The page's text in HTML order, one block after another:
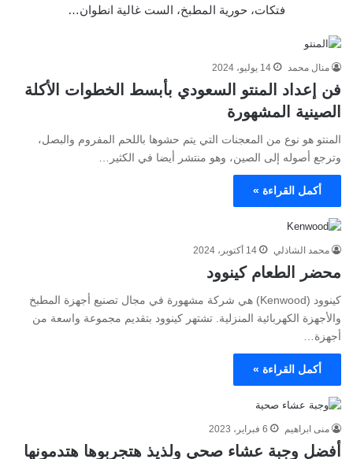
فتكات، حورية المطبخ، الست غالية انطوان…
منال محمد 14 يوليو، 2024
فن إعداد المنتو السعودي بأبسط الخطوات الأكلة
الصينية المشهورة
المنتو هو نوع من المعجنات التي يتم حشوها باللحم المفروم والبصل،
وترجع أصوله إلى الصين، وهو منتشر أيضا في الكثير…
أكمل القراءة »
محمد الشاذلي 14 أكتوبر، 2024
محضر الطعام كينوود
كينوود (Kenwood) هي شركة مشهورة في مجال تصنيع أجهزة المطبخ
والأجهزة الكهربائية المنزلية. تشتهر كينوود بتقديم مجموعة واسعة من
أجهزة…
أكمل القراءة »
منى ابراهيم 6 فبراير، 2023
أفضل وجبة عشاء صحي ولذيذ هتجربوها هتدمونها